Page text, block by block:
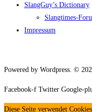
SlangGuy’s Dic­tion­a­ry
Slang­times-
Impres­sum
Powered by Wordpress. ©
Facebook-f Twitter Google-
Diese Seite verwendet